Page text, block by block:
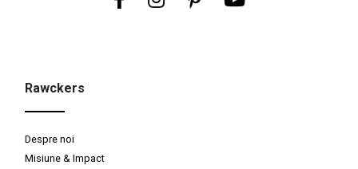
Rawckers
Despre noi
Misiune & Impact